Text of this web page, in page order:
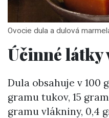
Ovocie dula a dulová
Účinné látky
Dula obsahuje v 100
gramu tukov, 15
gramu vlákniny, 0,4